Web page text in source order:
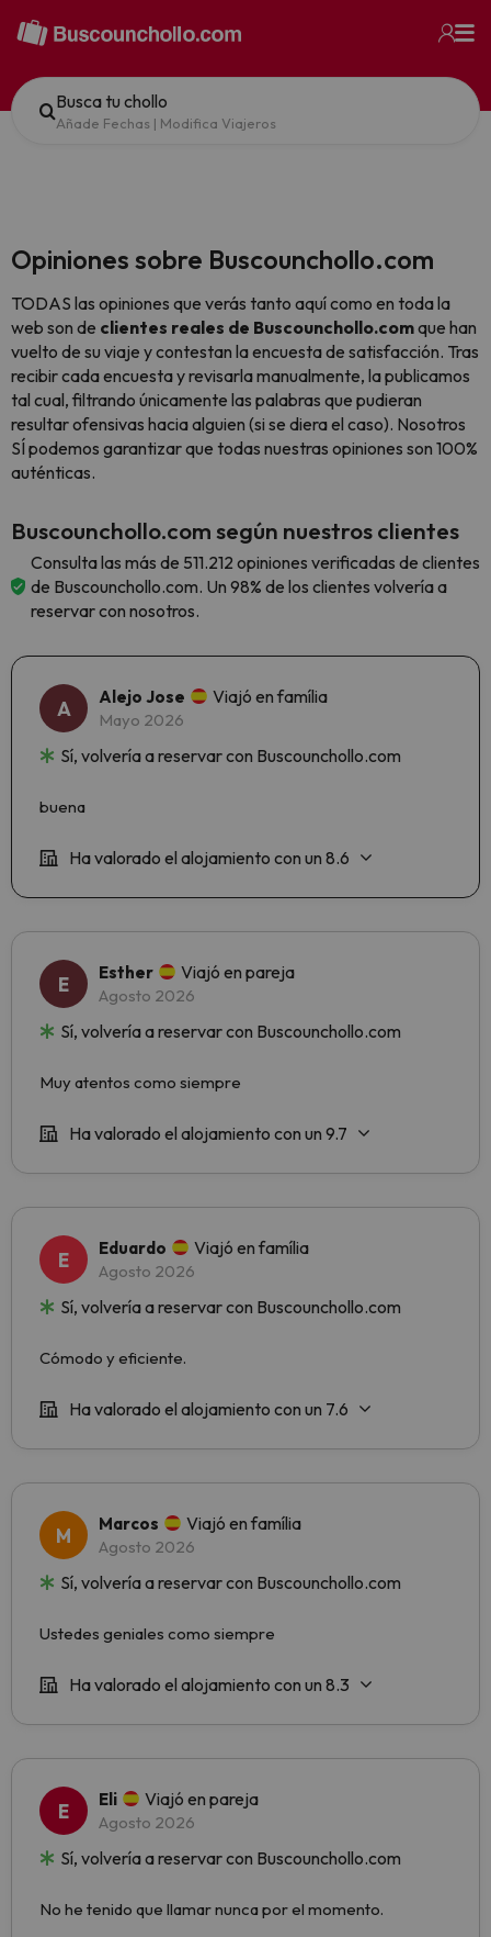
Busca tu chollo
Añade Fechas | Modifica Viajeros
Opiniones sobre Buscounchollo.com
TODAS las opiniones que verás tanto aquí como en toda la
web son de clientes reales de Buscounchollo.comque han
vuelto de su viaje y contestan la encuesta de satisfacción. Tras
recibir cada encuesta y revisarla manualmente, la publicamos
tal cual, filtrando únicamente las palabras que pudieran
resultar ofensivas hacia alguien (si se diera el caso). Nosotros
SÍ podemos garantizar que todas nuestras opiniones son 100%
auténticas.
Buscounchollo.com según nuestros clientes
Consulta las más de 511.212 opiniones verificadas de clientes
de Buscounchollo.com. Un 98% de los clientes volvería a
reservar con nosotros.